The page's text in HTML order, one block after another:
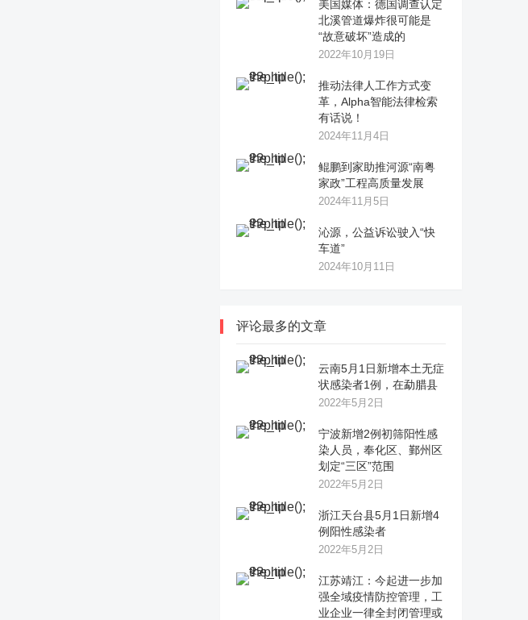
美国媒体：德国调查认定
北溪管道爆炸很可能是
“故意破坏”造成的
2022年10月19日
推动法律人工作方式变
革，Alpha智能法律检索
有话说！
2024年11月4日
鲲鹏到家助推河源“南粤
家政”工程高质量发展
2024年11月5日
沁源，公益诉讼驶入“快
车道”
2024年10月11日
评论最多的文章
云南5月1日新增本土无症
状感染者1例，在勐腊县
2022年5月2日
宁波新增2例初筛阳性感
染人员，奉化区、鄞州区
划定“三区”范围
2022年5月2日
浙江天台县5月1日新增4
例阳性感染者
2022年5月2日
江苏靖江：今起进一步加
强全域疫情防控管理，工
业企业一律全封闭管理或